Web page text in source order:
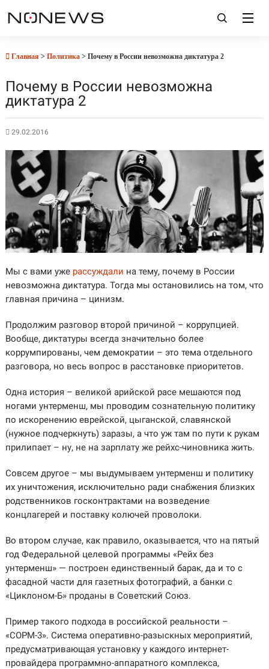
Главная > Политика> Почему в России невозможна диктатура 2
Почему в России невозможна
диктатура 2
29.02.2016
Мы с вами уже рассуждали на тему, почему в России
невозможна диктатура. Тогда мы остановились на том, что
главная причина – цинизм.
Продолжим разговор второй причиной – коррупцией.
Вообще, диктатуры всегда значительно более
коррумпированы, чем демократии – это тема отдельного
разговора, но весь вопрос в расстановке приоритетов.
Одна история – великой арийской расе мешаются под
ногами унтерменш, мы проводим сознательную политику
по искоренению еврейской, цыганской, славянской
(нужное подчеркнуть) заразы, а что уж там по пути к рукам
прилипает – ну, не на зарплату же рейхс-чиновника жить.
Совсем другое – мы выдумываем унтерменш и политику
их уничтожения, исключительно ради снабжения близких
родственников госконтрактами на возведение
концлагерей и поставку колючей проволоки.
Во втором случае, как правило, оказывается, что на пятый
год Федеральной целевой программы «Рейх без
унтерменш» — построен единственный барак, да и то с
фасадной части для газетных фотографий, а банки с
«Циклоном-Б» проданы в Советский Союз.
Пример такого подхода в российской реальности –
«СОРМ-3». Система оперативно-разыскных мероприятий,
предусматривающая установку у каждого интернет-
провайдера программно-аппаратного комплекса,